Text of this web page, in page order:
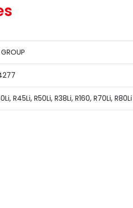
R45Li, R50Li, R38Li, R160, R70Li, R80Li